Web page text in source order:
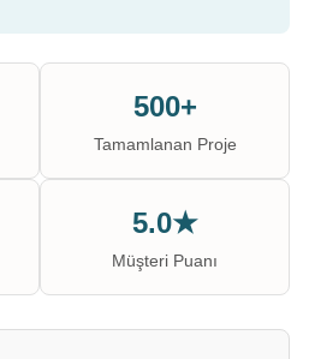
500+
Tamamlanan Proje
5.0★
Müşteri Puanı